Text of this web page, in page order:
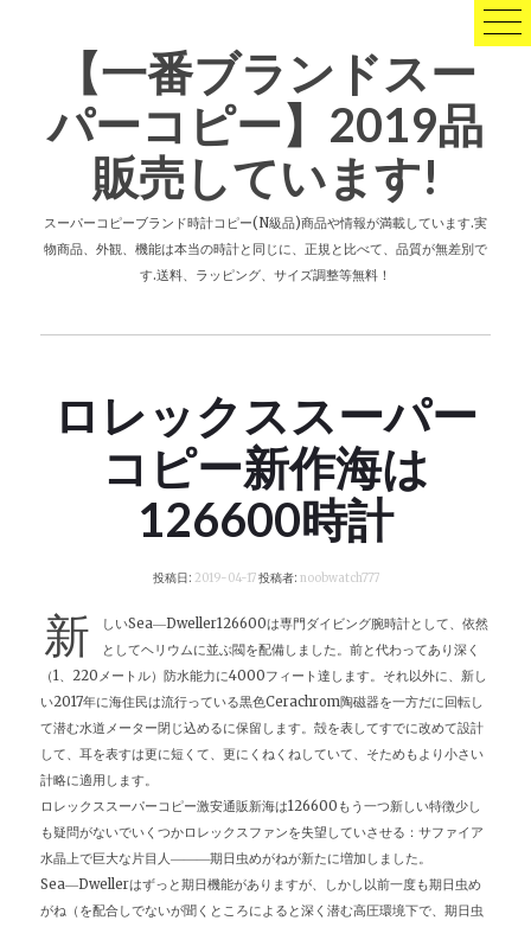
【一番ブランドスー
パーコピー】2019品
販売しています!
スーパーコピーブランド時計コピー(N級品)商品や情報が満載しています.実
物商品、外観、機能は本当の時計と同じに、正規と比べて、品質が無差別で
す.送料、ラッピング、サイズ調整等無料！
ロレックススーパー
コピー新作海は
126600時計
投稿日: 2019-04-17投稿者: noobwatch777
新
しいSea―Dweller126600は専門ダイビング腕時計として、依然
としてヘリウムに並ぶ閥を配備しました。前と代わってあり深く
（1、220メートル）防水能力に4000フィート達します。それ以外に、新し
い2017年に海住民は流行っている黒色Cerachrom陶磁器を一方だに回転し
て潜む水道メーター閉じ込めるに保留します。殻を表してすでに改めて設計
して、耳を表すは更に短くて、更にくねくねしていて、そためもより小さい
計略に適用します。
ロレックススーパーコピー激安通販新海は126600もう一つ新しい特徴少し
も疑問がないでいくつかロレックスファンを失望していさせる：サファイア
水晶上で巨大な片目人―――期日虫めがねが新たに増加しました。
Sea―Dwellerはずっと期日機能がありますが、しかし以前一度も期日虫め
がね（を配合しでないが聞くところによると深く潜む高圧環境下で、期日虫